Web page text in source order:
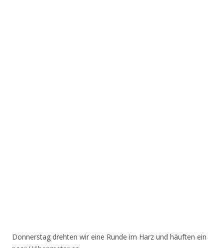
Donnerstag drehten wir eine Runde im Harz und häuften ein